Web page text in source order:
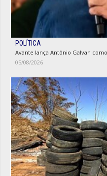
POLÍTICA
Avante lança Antônio Galvan
05/08/2026